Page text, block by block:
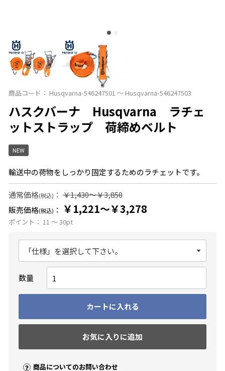
商品コード： Husqvarna-546247501 ～ Husqvarna-546247503
ハスクバーナ Husqvarna ラチェ
ットストラップ 荷締めベルト
NEW
輸送中の荷物をしっかり固定するためのラチェットです。
通常価格(税込) ：￥1,430～￥3,850
販売価格(税込) ： ￥1,221～￥3,278
ポイント： 11 ～ 30pt
数量
カートに入れる
お気に入りに追加
商品についてのお問い合わせ